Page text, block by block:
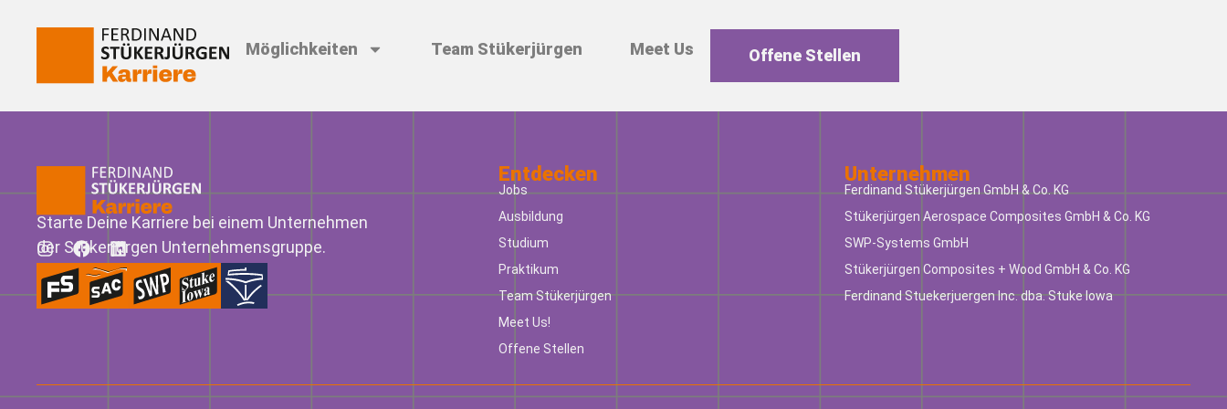
Möglichkeiten Team Stükerjürgen Meet Us Offene Stellen
Starte Deine Karriere bei einem Unternehmen
der Stükerjürgen Unternehmensgruppe.
Entdecken
Jobs
Ausbildung
Studium
Praktikum
Team Stükerjürgen
Meet Us!
Offene Stellen
Unternehmen
Ferdinand Stükerjürgen GmbH & Co. KG
Stükerjürgen Aerospace Composites GmbH & Co. KG
SWP-Systems GmbH
Stükerjürgen Composites + Wood GmbH & Co. KG
Ferdinand Stuekerjuergen Inc. dba. Stuke Iowa